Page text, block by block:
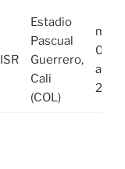
ISR
Estadio
Pascual
Guerrero,
Cali
(COL)
mié,
03
ago
2022